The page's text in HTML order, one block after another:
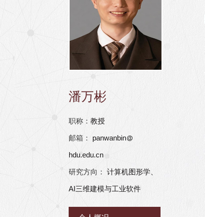
潘万彬
职称： 教授
邮箱： panwanbin
hdu.edu.cn
研究方向： 计算机图形学、
AI三维建模与工业软件